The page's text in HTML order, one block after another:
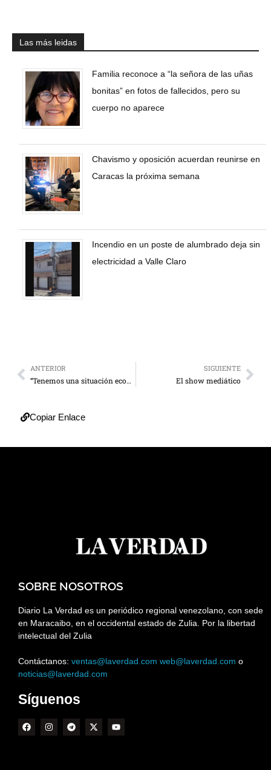
Las más leidas
Familia reconoce a “la señora de las uñas
bonitas” en fotos de fallecidos, pero su
cuerpo no aparece
Chavismo y oposición acuerdan reunirse en
Caracas la próxima semana
Incendio en un poste de alumbrado deja sin
electricidad a Valle Claro
ANTERIOR
“Tenemos una situación económica sumamente compleja”
SIGUIENTE
El show mediático
Copiar Enlace
SOBRE NOSOTROS
Diario La Verdad es un periódico regional venezolano, con sede
en Maracaibo, en el occidental estado de Zulia. Por la libertad
intelectual del Zulia
Contáctanos: ventas@laverdad.com web@laverdad.com o
noticias@laverdad.com
Síguenos